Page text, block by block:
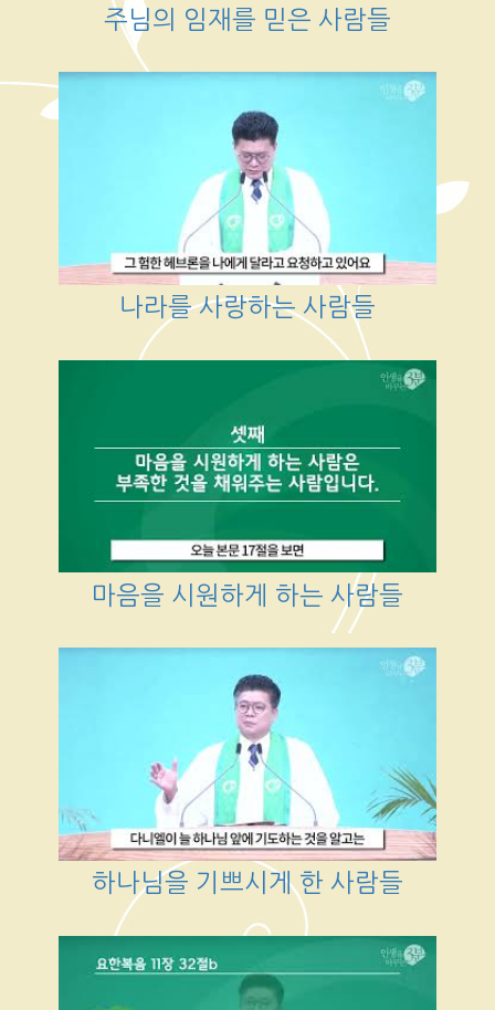
주님의 임재를 믿은 사람들
나라를 사랑하는 사람들
마음을 시원하게 하는 사람들
하나님을 기쁘시게 한 사람들